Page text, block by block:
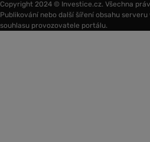
Copyright 2024 © Investice.cz. Všechna
Publikování nebo další šíření obsahu
souhlasu provozovatele portálu.